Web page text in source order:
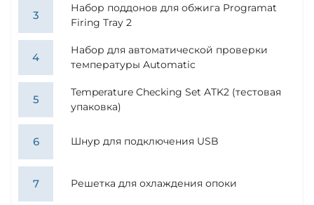
Набор поддонов для обжига Programat
Firing Tray 2
Набор для автоматической проверки
температуры Automatic
Temperature Checking Set ATK2 (тестовая
упаковка)
Шнур для подключения USB
Решетка для охлаждения опоки